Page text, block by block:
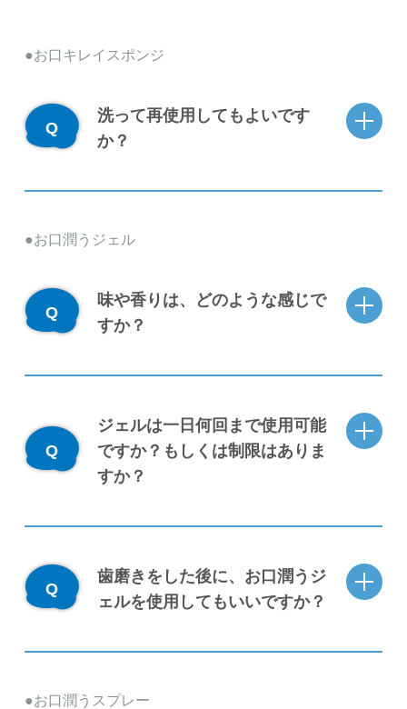
お口キレイスポンジ
洗って再使用してもよいです
か？
お口潤うジェル
味や香りは、どのような感じで
すか？
ジェルは一日何回まで使用可能
ですか？もしくは制限はありま
すか？
歯磨きをした後に、お口潤うジ
ェルを使用してもいいですか？
お口潤うスプレー